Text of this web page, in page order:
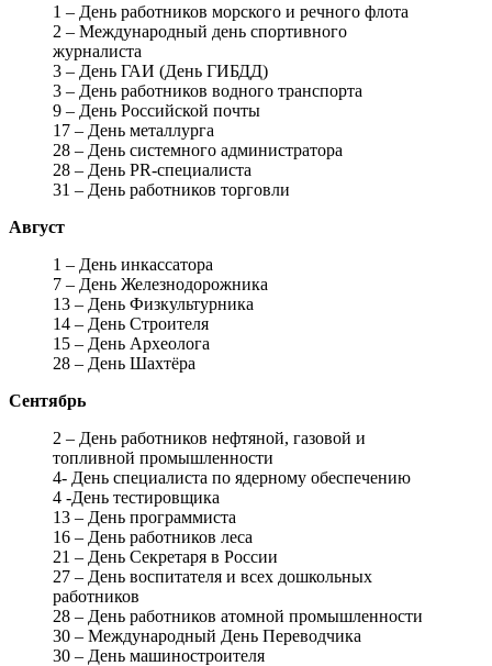
1 – День работников морского и речного флота
2 – Международный день спортивного
журналиста
3 – День ГАИ (День ГИБДД)
3 – День работников водного транспорта
9 – День Российской почты
17 – День металлурга
28 – День системного администратора
28 – День PR-специалиста
31 – День работников торговли
Август
1 – День инкассатора
7 – День Железнодорожника
13 – День Физкультурника
14 – День Строителя
15 – День Археолога
28 – День Шахтёра
Сентябрь
2 – День работников нефтяной, газовой и
топливной промышленности
4- День специалиста по ядерному обеспечению
4 -День тестировщика
13 – День программиста
16 – День работников леса
21 – День Секретаря в России
27 – День воспитателя и всех дошкольных
работников
28 – День работников атомной промышленности
30 – Международный День Переводчика
30 – День машиностроителя